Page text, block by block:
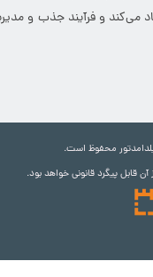
شود. کاربران
ارایه‌دهنده خدمات